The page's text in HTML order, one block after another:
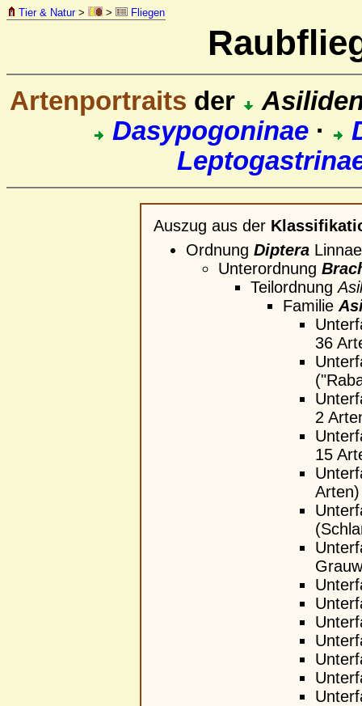
Tier & Natur> > Fliegen
Artenportraits der
Dasypogoninae·
Auszug aus der
Ordnung Diptera
Unterordnung
Teilordnung
Familie
36
2
15